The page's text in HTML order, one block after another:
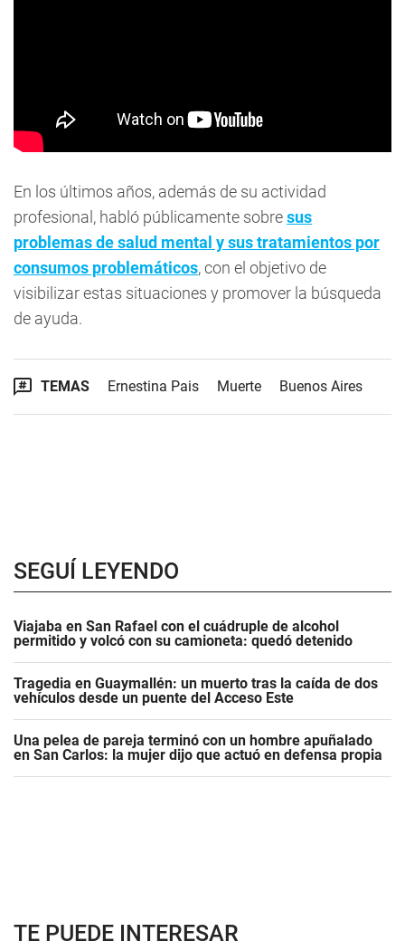
En los últimos años, además de su actividad
profesional, habló públicamente sobresus
problemas de salud mental y sus tratamientos por
consumos problemáticos, con el objetivo de
visibilizar estas situaciones y promover la búsqueda
de ayuda.
TEMAS Ernestina Pais Muerte Buenos Aires
SEGUÍ LEYENDO
Viajaba en San Rafael con el cuádruple de alcohol
permitido y volcó con su camioneta: quedó detenido
Tragedia en Guaymallén: un muerto tras la caída de dos
vehículos desde un puente del Acceso Este
Una pelea de pareja terminó con un hombre apuñalado
en San Carlos: la mujer dijo que actuó en defensa propia
TE PUEDE INTERESAR